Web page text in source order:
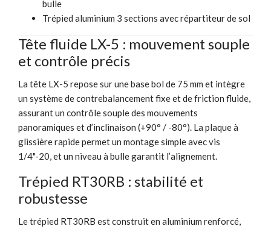
bulle
Trépied aluminium 3 sections avec répartiteur de sol
Tête fluide LX-5 : mouvement souple
et contrôle précis
La tête LX-5 repose sur une base bol de 75 mm et intègre
un système de contrebalancement fixe et de friction fluide,
assurant un contrôle souple des mouvements
panoramiques et d’inclinaison (+90° / -80°). La plaque à
glissière rapide permet un montage simple avec vis
1/4"-20, et un niveau à bulle garantit l’alignement.
Trépied RT30RB : stabilité et
robustesse
Le trépied RT30RB est construit en aluminium renforcé,